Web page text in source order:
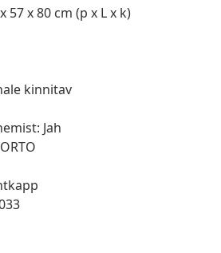
57 x 80 cm (p x L x k)
kinnitav
Jah